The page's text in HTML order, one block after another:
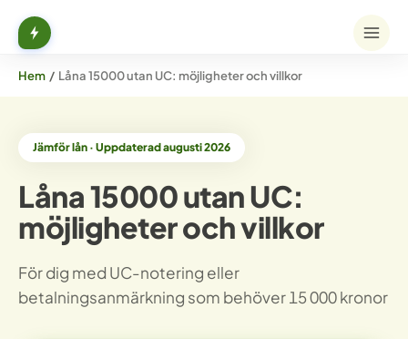
Hem / Låna 15000 utan UC: möjligheter och villkor
Jämför lån · Uppdaterad augusti 2026
Låna 15000 utan UC:
möjligheter och villkor
För dig med UC-notering eller
betalningsanmärkning som behöver 15 000 kronor